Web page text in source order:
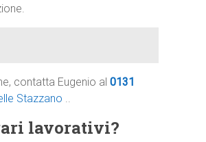
contatta Eugenio al 0131
Stazzano ..
lavorativi?